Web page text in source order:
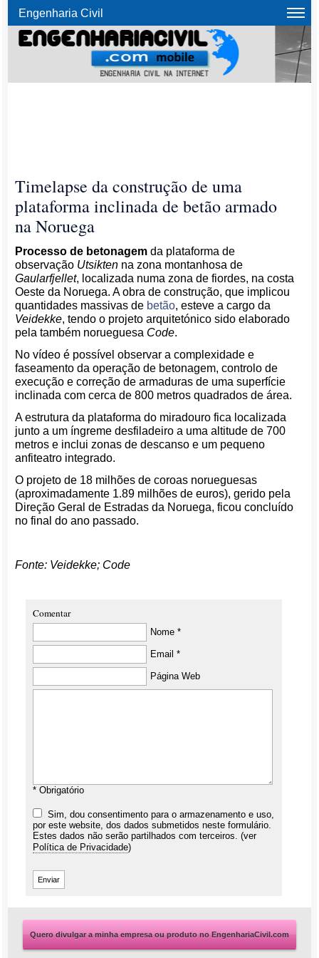
Engenharia Civil
Timelapse da construção de uma
plataforma inclinada de betão armado
na Noruega
Processo de betonagem da plataforma de
observação Utsikten na zona montanhosa de
Gaularfjellet, localizada numa zona de fiordes, na costa
Oeste da Noruega. A obra de construção, que implicou
quantidades massivas de betão, esteve a cargo da
Veidekke, tendo o projeto arquitetónico sido elaborado
pela também norueguesa Code.
No vídeo é possível observar a complexidade e
faseamento da operação de betonagem, controlo de
execução e correção de armaduras de uma superfície
inclinada com cerca de 800 metros quadrados de área.
A estrutura da plataforma do miradouro fica localizada
junto a um íngreme desfiladeiro a uma altitude de 700
metros e inclui zonas de descanso e um pequeno
anfiteatro integrado.
O projeto de 18 milhões de coroas norueguesas
(aproximadamente 1.89 milhões de euros), gerido pela
Direção Geral de Estradas da Noruega, ficou concluído
no final do ano passado.
Fonte: Veidekke; Code
Comentar
Nome *
Email *
Página Web
* Obrigatório
Sim, dou consentimento para o armazenamento e uso,
por este website, dos dados submetidos neste formulário.
Estes dados não serão partilhados com terceiros. (ver
Política de Privacidade)
Quero divulgar a minha empresa ou produto no EngenhariaCivil.com